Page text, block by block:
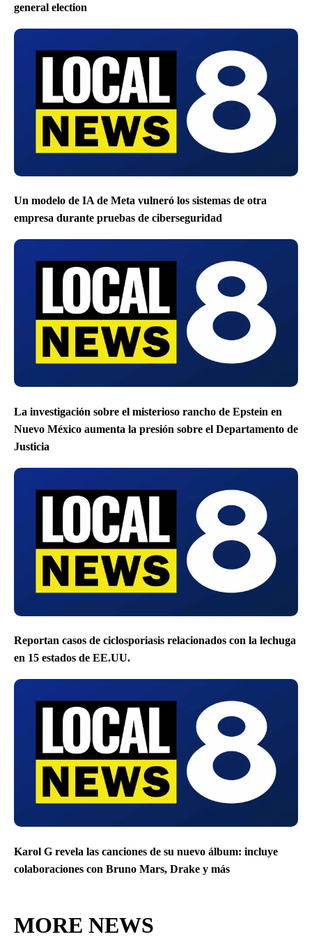
general election
Un modelo de IA de Meta vulneró los sistemas de otra
empresa durante pruebas de ciberseguridad
La investigación sobre el misterioso rancho de Epstein en
Nuevo México aumenta la presión sobre el Departamento de
Justicia
Reportan casos de ciclosporiasis relacionados con la lechuga
en 15 estados de EE.UU.
Karol G revela las canciones de su nuevo álbum: incluye
colaboraciones con Bruno Mars, Drake y más
MORE NEWS